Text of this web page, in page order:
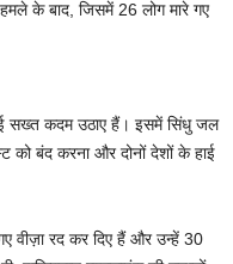
के बाद, जिसमें 26 लोग मारे गए
सख्त कदम उठाए हैं। इसमें सिंधु जल
को बंद करना और दोनों देशों के हाई
वीज़ा रद कर दिए हैं और उन्हें 30